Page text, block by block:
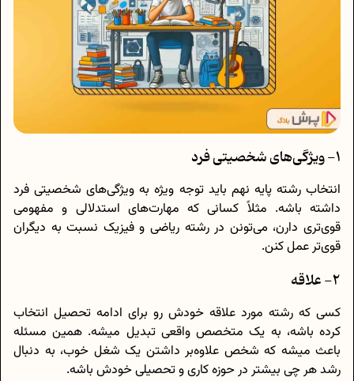
1- ویژگی‌های شخصیتی فرد
انتخاب رشته پایه نهم باید توجه ویژه به ویژگی‌های شخصیتی فرد
داشته باشه. مثلاً کسانی که مهارت‌های استدلالی و مفهومی
قوی‌تری دارن، می‌تونن در رشته ریاضی و فیزیک نسبت به دیگران
قوی‌تر عمل کنن.
2- علاقه
کسی که رشته مورد علاقه خودش رو برای ادامه تحصیل انتخاب
کرده باشه، به یک متخصص واقعی تبدیل میشه. همین مسئله
باعث میشه که شخص علاوه‌بر داشتن یک شغل خوب، به دنبال
رشد هر چی بیشتر در حوزه کاری و تحصیلی خودش باشه.